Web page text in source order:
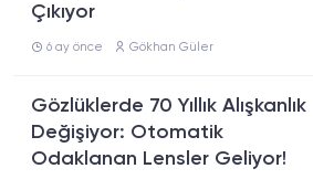
Çıkıyor
6 ay önce Gökhan Güler
Gözlüklerde 70 Yıllık Alışkanlık
Değişiyor: Otomatik
Odaklanan Lensler Geliyor!